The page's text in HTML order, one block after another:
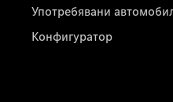
Употребявани
Конфигуратор